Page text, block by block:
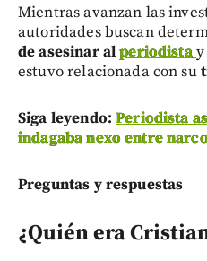
Mientras avanzan las
autoridades buscan
de asesinar alperiodista
estuvo relacionada con su
Siga leyendo:Periodista
indagaba nexo entre
Preguntas y respuestas
¿Quién era